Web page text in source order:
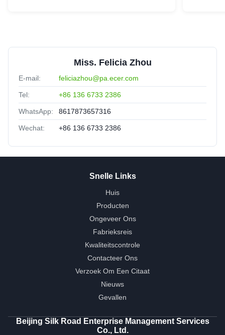
Miss. Felicia Zhou
E-mail: feliciazhou@pa.ecer.com
Tel: +86 136 6733 2386
WhatsApp: 8617873657316
Wechat: +86 136 6733 2386
Snelle Links
Huis
Producten
Ongeveer Ons
Fabrieksreis
Kwaliteitscontrole
Contacteer Ons
Verzoek Om Een Citaat
Nieuws
Gevallen
Beijing Silk Road Enterprise Management Services
Co., Ltd.